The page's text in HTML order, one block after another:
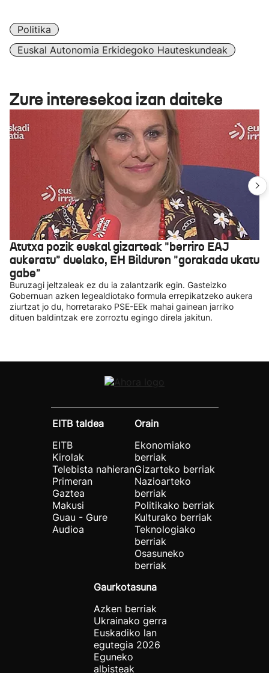
Politika
Euskal Autonomia Erkidegoko Hauteskundeak
Zure interesekoa izan daiteke
Atutxa pozik euskal gizarteak "berriro EAJ
aukeratu" duelako, EH Bilduren "gorakada ukatu
gabe"
Buruzagi jeltzaleak ez du ia zalantzarik egin. Gasteizko
Gobernuan azken legealdiotako formula errepikatzeko aukera
ziurtzat jo du, horretarako PSE-EEk mahai gainean jarriko
dituen baldintzak ere zorroztu egingo direla jakitun.
EITB taldea
EITB
Kirolak
Telebista nahieran
Primeran
Gaztea
Makusi
Guau - Gure
Audioa
Orain
Ekonomiako
berriak
Gizarteko berriak
Nazioarteko
berriak
Politikako berriak
Kulturako berriak
Teknologiako
berriak
Osasuneko
berriak
Gaurkotasuna
Azken berriak
Ukrainako gerra
Euskadiko lan
egutegia 2026
Eguneko
albisteak